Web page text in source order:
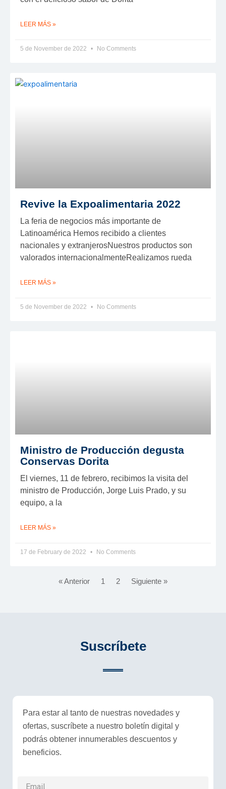
LEER MÁS »
5 de November de 2022 No Comments
Revive la Expoalimentaria 2022
La feria de negocios más importante de
Latinoamérica Hemos recibido a clientes
nacionales y extranjerosNuestros productos son
valorados internacionalmenteRealizamos rueda
LEER MÁS »
5 de November de 2022 No Comments
Ministro de Producción degusta
Conservas Dorita
El viernes, 11 de febrero, recibimos la visita del
ministro de Producción, Jorge Luis Prado, y su
equipo, a la
LEER MÁS »
17 de February de 2022 No Comments
« Anterior 1 2 Siguiente »
Suscríbete
Para estar al tanto de nuestras novedades y
ofertas, suscríbete a nuestro boletín digital y
podrás obtener innumerables descuentos y
beneficios.